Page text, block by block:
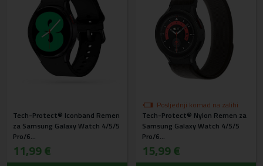
Tech-Protect® Iconband Remen
za Samsung Galaxy Watch 4/5/5
Pro/6
(40/42/43/44/45/46/47mm) Crni
11,99 €
Posljednji komad na zalihi
Tech-Protect® Nylon Remen za
Samsung Galaxy Watch 4/5/5
Pro/6
(40/42/43/44/45/46/47mm)
Crno narančasti
15,99 €